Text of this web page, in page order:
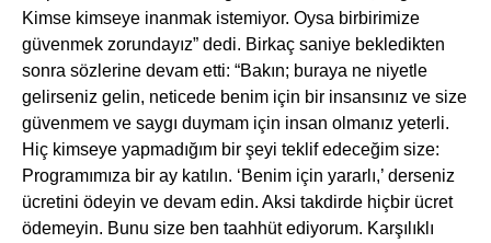
Kimse kimseye inanmak istemiyor. Oysa birbirimize
güvenmek zorundayız” dedi. Birkaç saniye bekledikten
sonra sözlerine devam etti: “Bakın; buraya ne niyetle
gelirseniz gelin, neticede benim için bir insansınız ve size
güvenmem ve saygı duymam için insan olmanız yeterli.
Hiç kimseye yapmadığım bir şeyi teklif edeceğim size:
Programımıza bir ay katılın. ‘Benim için yararlı,’ derseniz
ücretini ödeyin ve devam edin. Aksi takdirde hiçbir ücret
ödemeyin. Bunu size ben taahhüt ediyorum. Karşılıklı